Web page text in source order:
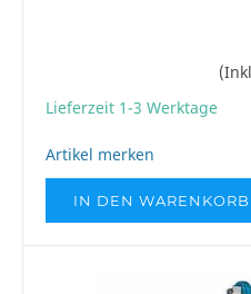
Lieferzeit 1-3 Werktage
Artikel merken
IN DEN WARENKORB